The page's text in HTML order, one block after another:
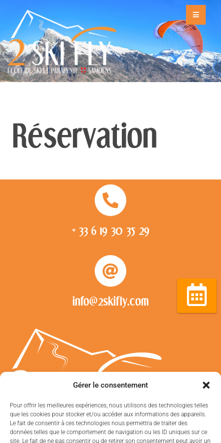
Gérer le consentement
Pour offrir les meilleures expériences, nous utilisons des technologies telles
que les cookies pour stocker et/ou accéder aux informations des appareils.
Le fait de consentir à ces technologies nous permettra de traiter des
données telles que le comportement de navigation ou les ID uniques sur ce
site. Le fait de ne pas consentir ou de retirer son consentement peut avoir un
Réserver
Réservation
+ 33 6 19 30 35 29
info@2skifly.com
2 Ski FLy © 2020